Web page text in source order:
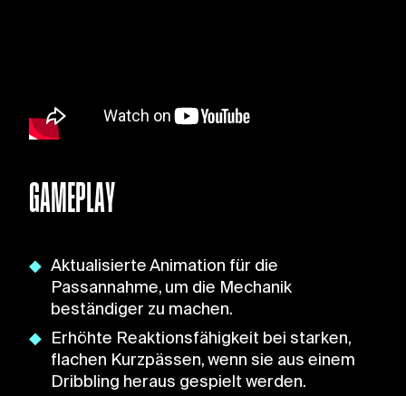
GAMEPLAY
Aktualisierte Animation für die
Passannahme, um die Mechanik
beständiger zu machen.
Erhöhte Reaktionsfähigkeit bei starken,
flachen Kurzpässen, wenn sie aus einem
Dribbling heraus gespielt werden.